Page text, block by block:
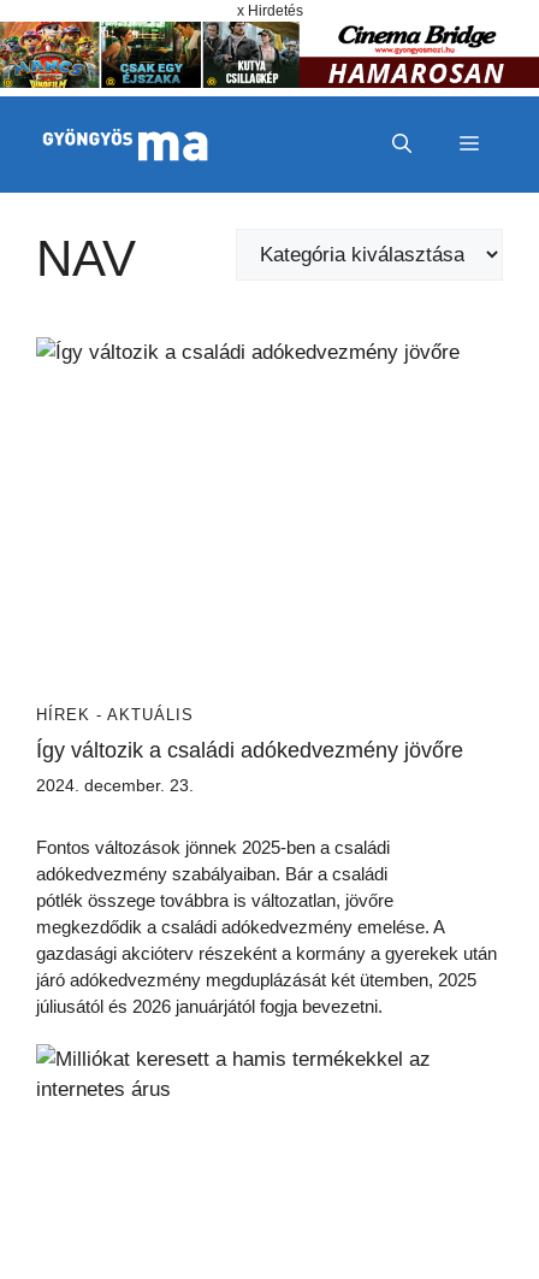
x Hirdetés
MENÜ
NAV Kategóriák
HÍREK - AKTUÁLIS
Így változik a családi adókedvezmény jövőre
2024. december. 23.
Fontos változások jönnek 2025-ben a családi
adókedvezmény szabályaiban. Bár a családi
pótlék összege továbbra is változatlan, jövőre
megkezdődik a családi adókedvezmény emelése. A
gazdasági akcióterv részeként a kormány a gyerekek után
járó adókedvezmény megduplázását két ütemben, 2025
júliusától és 2026 januárjától fogja bevezetni.